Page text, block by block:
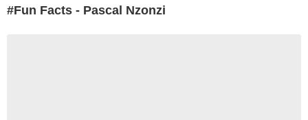
#Fun Facts - Pascal Nzonzi